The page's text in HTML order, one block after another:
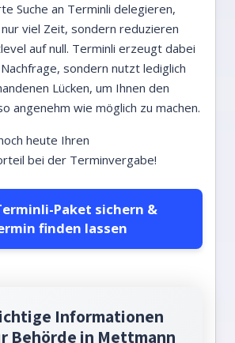
Suche an Terminli delegieren,
viel Zeit, sondern reduzieren
auf null. Terminli erzeugt dabei
sondern nutzt lediglich
Lücken, um Ihnen den
angenehm wie möglich zu machen.
heute Ihren
bei der Terminvergabe!
Paket sichern &
finden lassen
Informationen
Behörde in Mettmann